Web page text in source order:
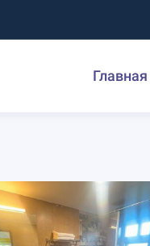
Главная